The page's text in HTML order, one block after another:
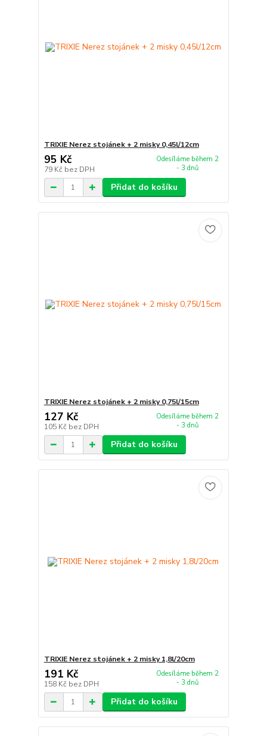
TRIXIE Nerez stojánek + 2 misky 0,45l/12cm
95 Kč
79 Kč bez DPH
Odesíláme během 2
- 3 dnů
Přidat do košíku
TRIXIE Nerez stojánek + 2 misky 0,75l/15cm
127 Kč
105 Kč bez DPH
Odesíláme během 2
- 3 dnů
Přidat do košíku
TRIXIE Nerez stojánek + 2 misky 1,8l/20cm
191 Kč
158 Kč bez DPH
Odesíláme během 2
- 3 dnů
Přidat do košíku